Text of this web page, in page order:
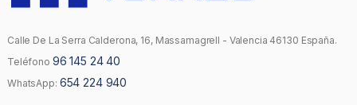
Calle De La Serra Calderona, 16, Massamagrell - Valencia 46130 España.
Teléfono 96 145 24 40
WhatsApp: 654 224 940